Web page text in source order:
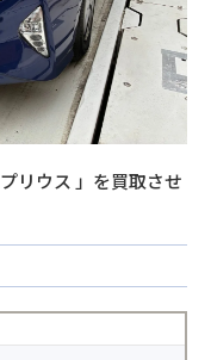
リウス 」を買取させ